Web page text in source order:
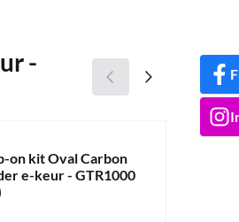
-
on kit Oval Carbon
e-keur - GTR1000
COM3279